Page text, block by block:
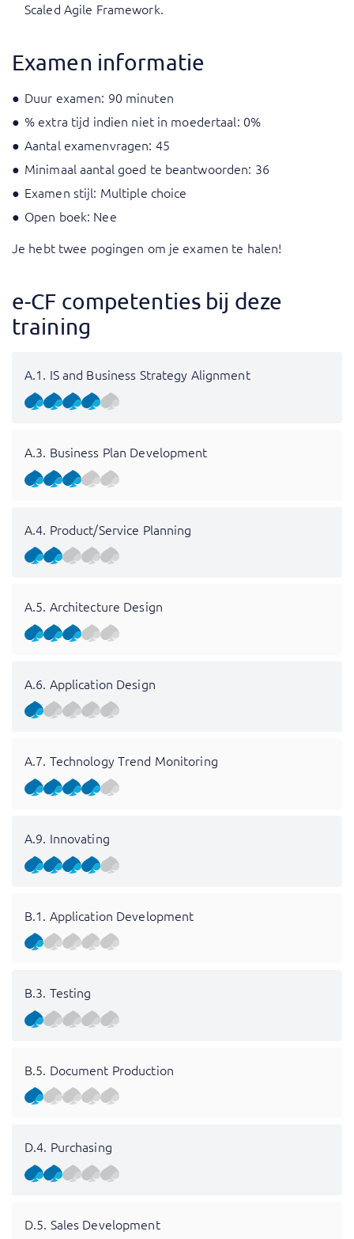
Scaled Agile Framework.
Examen informatie
Duur examen: 90 minuten
% extra tijd indien niet in moedertaal: 0%
Aantal examenvragen: 45
Minimaal aantal goed te beantwoorden: 36
Examen stijl: Multiple choice
Open boek: Nee
Je hebt twee pogingen om je examen te halen!
e-CF competenties bij deze
training
A.1. IS and Business Strategy Alignment
A.3. Business Plan Development
A.4. Product/Service Planning
A.5. Architecture Design
A.6. Application Design
A.7. Technology Trend Monitoring
A.9. Innovating
B.1. Application Development
B.3. Testing
B.5. Document Production
D.4. Purchasing
D.5. Sales Development